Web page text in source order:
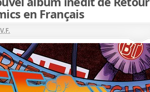
en Français